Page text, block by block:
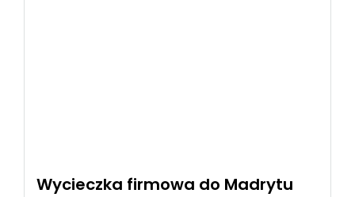
Wycieczka firmowa do Madrytu